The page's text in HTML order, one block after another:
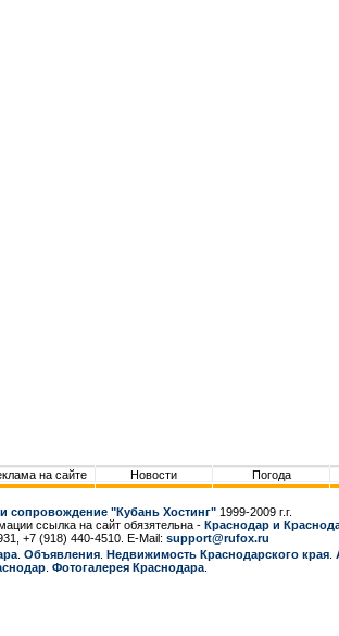
на сайте Новости Погода
и сопровождение "Кубань Хостинг" 1999-2009 г.г.
ссылка на сайт обязятельна - Краснодар и
+7 (918) 440-4510. E-Mail: support@rufox.ru
Объявления Недвижимость Краснодарcкого края
Фотогалерея Краснодара